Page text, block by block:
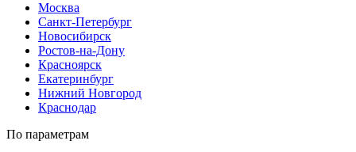
Москва
Санкт-Петербург
Новосибирск
Ростов-на-Дону
Красноярск
Екатеринбург
Нижний Новгород
Краснодар
По параметрам